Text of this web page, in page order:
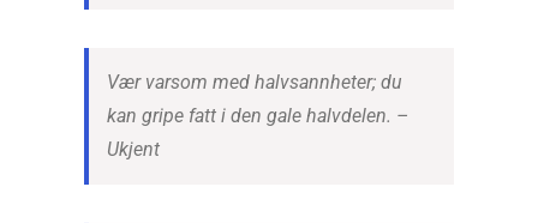
Vær varsom med halvsannheter; du
kan gripe fatt i den gale halvdelen. –
Ukjent